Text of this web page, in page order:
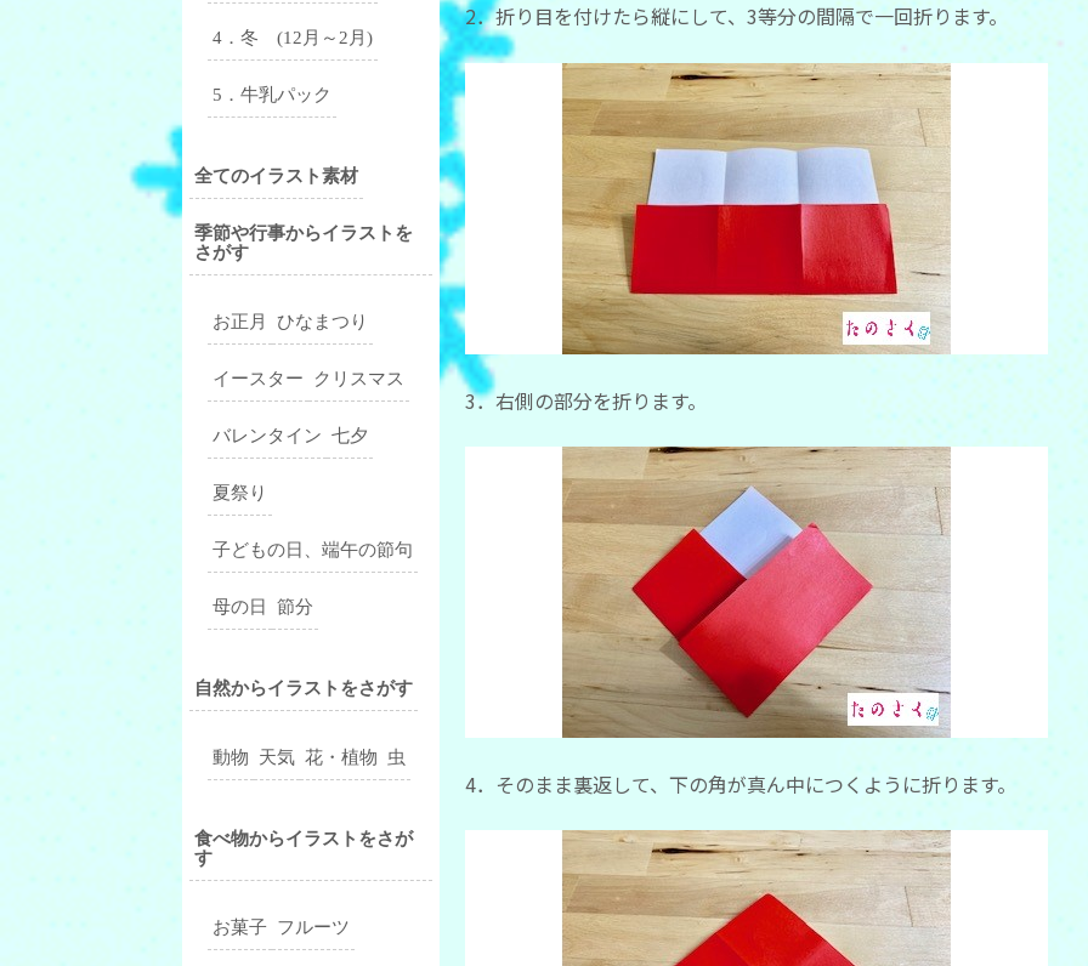
2．折り目を付けたら縦にして、3等分の間隔で一回折ります。
3．右側の部分を折ります。
4．そのまま裏返して、下の角が真ん中につくように折ります。
4．冬 (12月～2月)
5．牛乳パック
全てのイラスト素材
季節や行事からイラストを
さがす
お正月 ひなまつり
イースター クリスマス
バレンタイン 七夕
夏祭り
子どもの日、端午の節句
母の日 節分
自然からイラストをさがす
動物 天気 花・植物 虫
食べ物からイラストをさが
す
お菓子 フルーツ